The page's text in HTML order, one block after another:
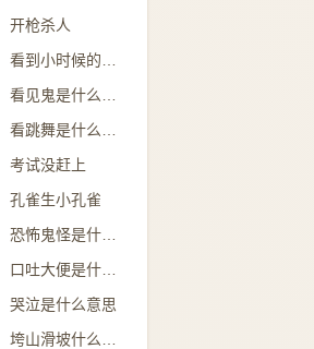
开枪杀人
考试没赶上
孔雀生小孔雀
恐怖鬼怪是什么预兆
口吐大便是什么意思
哭泣是什么意思